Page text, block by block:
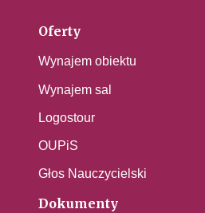
Oferty
Wynajem obiektu
Wynajem sal
Logostour
OUPiS
Głos Nauczycielski
Dokumenty